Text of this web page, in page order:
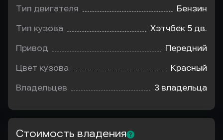
Тип двигателя Бензин
Тип кузова Хэтчбек 5 дв.
Привод Передний
Цвет кузова Красный
Владельцев 3 владельца
Стоимость владения